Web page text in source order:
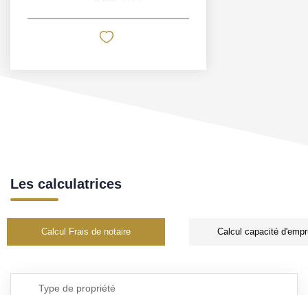
Les calculatrices
Calcul Frais de notaire Calcul capacité